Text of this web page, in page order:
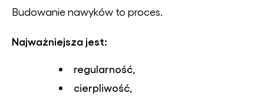
Budowanie nawyków to proces.
Najważniejsza jest:
regularność,
cierpliwość,